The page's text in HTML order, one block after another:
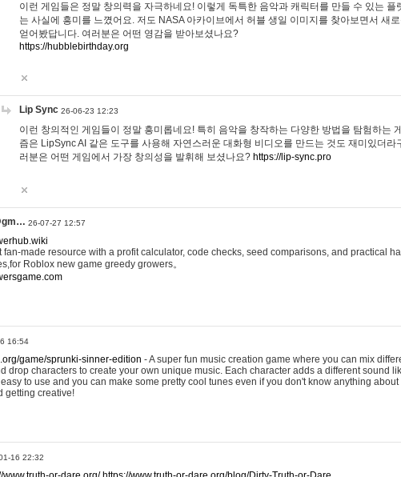
이런 게임들은 정말 창의력을 자극하네요! 이렇게 독특한 음악과 캐릭터를 만들 수 있는 플
는 사실에 흥미를 느꼈어요. 저도 NASA 아카이브에서 허블 생일 이미지를 찾아보면서 새
얻어봤답니다. 여러분은 어떤 영감을 받아보셨나요?
https://hubblebirthday.org
Lip Sync 26-06-23 12:23
이런 창의적인 게임들이 정말 흥미롭네요! 특히 음악을 창작하는 다양한 방법을 탐험하는
즘은 LipSync AI 같은 도구를 사용해 자연스러운 대화형 비디오를 만드는 것도 재미있더라
러분은 어떤 게임에서 가장 창의성을 발휘해 보셨나요? https://lip-sync.pro
26-07-27 12:57
made resource with a profit calculator, code checks, seed comparisons, and practical
Roblox new game greedy growers。
16:54
game/sprunki-sinner-edition - A super fun music creation game where you can mix
drop characters to create your own unique music. Each character adds a different sound
to use and you can make some pretty cool tunes even if you don't know anything about
getting creative!
16 22:32